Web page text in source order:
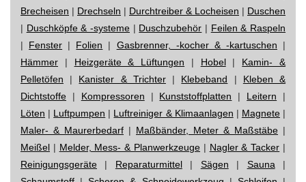
Brecheisen | Drechseln | Durchtreiber & Locheisen | Duschen
| Duschköpfe & -systeme | Duschzubehör | Feilen & Raspeln
| Fenster | Folien | Gasbrenner, -kocher & -kartuschen |
Hämmer | Heizgeräte & Lüftungen | Hobel| Kamin- &
Pelletöfen | Kanister & Trichter| Klebeband | Kleben &
Dichtstoffe | Kompressoren | Kunststoffplatten | Leitern |
Löten | Luftpumpen | Luftreiniger & Klimaanlagen | Magnete|
Maler- & Maurerbedarf | Maßbänder, Meter & Maßstäbe |
Meißel | Melder, Mess- & Planwerkzeuge | Nagler & Tacker |
Reinigungsgeräte | Reparaturmittel| Sägen | Sauna |